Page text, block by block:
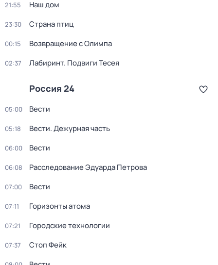
21:55 Наш дом
23:30 Страна птиц
00:15 Возвращение с Олимпа
02:37 Лабиринт. Подвиги Тесея
Россия 24
05:00 Вести
05:18 Вести. Дежурная часть
06:00 Вести
06:08 Расследование Эдуарда Петрова
07:00 Вести
07:11 Горизонты атома
07:21 Городские технологии
07:37 Стоп Фейк